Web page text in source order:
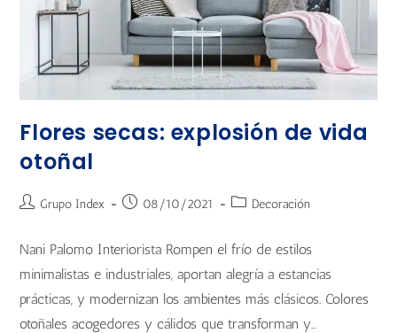
Flores secas: explosión de vida
otoñal
Grupo Index 08/10/2021 Decoración
Nani Palomo Interiorista Rompen el frío de estilos
minimalistas e industriales, aportan alegría a estancias
prácticas, y modernizan los ambientes más clásicos. Colores
otoñales acogedores y cálidos que transforman y…